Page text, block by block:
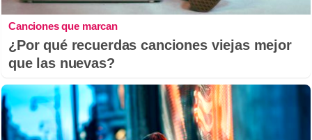
Canciones que marcan
¿Por qué recuerdas canciones viejas mejor
que las nuevas?